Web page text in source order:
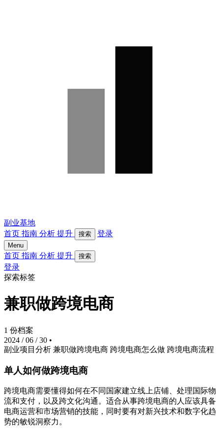
副业基地
首页 指南 分析 提升 搜索 登录
Menu
首页 指南 分析 提升 搜索
登录
探索标签
兼职做跨境电商
1 份档案
2024 / 06 / 30 •
副业项目分析 兼职做跨境电商 跨境电商怎么做 跨境电商流程
单人如何做跨境电商
跨境电商需要懂得如何在不同国家建立线上店铺、处理国际物
流和支付，以及跨文化沟通。适合从事跨境电商的人应该具备
电商运营和市场营销的技能，同时要有对新兴技术和数字化趋
势的敏锐洞察力。